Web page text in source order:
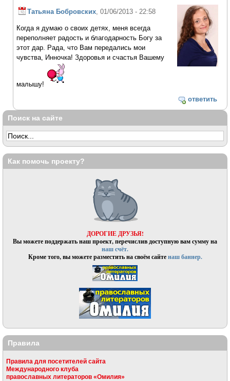
Татьяна Бобровских , 01/06/2013 - 22:58
Когда я думаю о своих детях, меня всегда
переполняет радость и благодарность Богу за
этот дар. Рада, что Вам передались мои
чувства, Инночка! Здоровья и счастья Вашему
малышу!
ответить
Поиск на сайте
Как помочь проекту?
ДОРОГИЕ ДРУЗЬЯ!
Вы можете поддержать наш проект, перечислив доступную вам сумму на
наш счёт.
Кроме того, вы можете разместить на своём сайтенаш баннер.
Правила
Правила для посетителей сайта
Международного клуба
православных литераторов «Омилия»